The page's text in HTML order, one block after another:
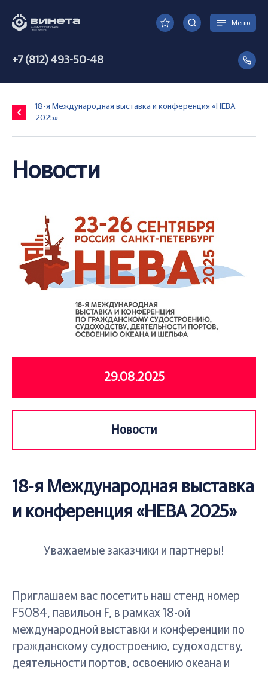
Меню
+7 (812) 493-50-48
18-я Международная выставка и конференция «НЕВА
2025»
Новости
29.08.2025
Новости
18-я Международная выставка
и конференция «НЕВА 2025»
Уважаемые заказчики и партнеры!
Приглашаем вас посетить наш стенд номер
F5084, павильон F, в рамках 18-ой
международной выставки и конференции по
гражданскому судостроению, судоходству,
деятельности портов, освоению океана и